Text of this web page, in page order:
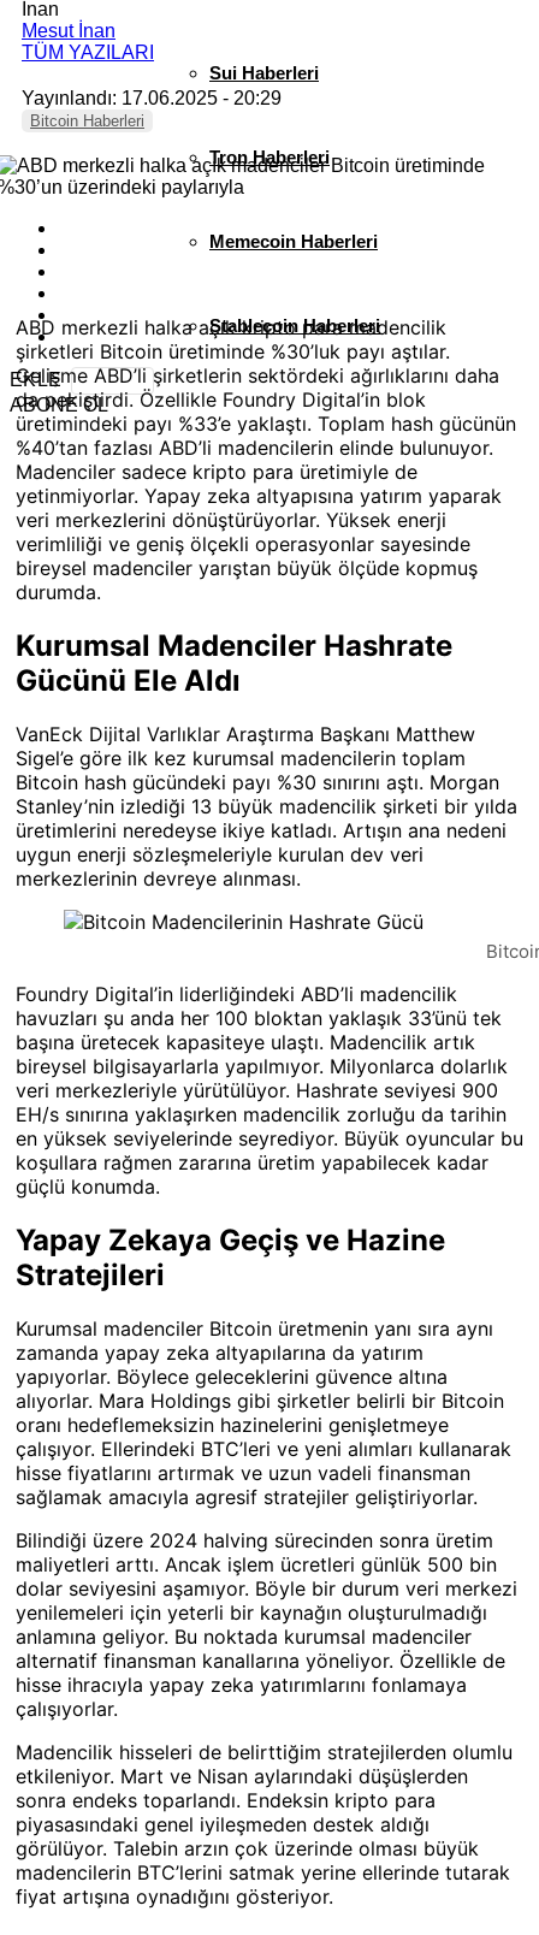
Sui Haberleri
Tron Haberleri
Memecoin Haberleri
Stablecoin Haberleri
Mesut İnan
TÜM YAZILARI
Yayınlandı: 17.06.2025 - 20:29
Bitcoin Haberleri
EKLE
ABONE OL
ABD merkezli halka açık kripto para madencilik
şirketleri Bitcoin üretiminde %30’luk payı aştılar.
Gelişme ABD’li şirketlerin sektördeki ağırlıklarını daha
da pekiştirdi. Özellikle Foundry Digital’in blok
üretimindeki payı %33’e yaklaştı. Toplam hash gücünün
%40’tan fazlası ABD’li madencilerin elinde bulunuyor.
Madenciler sadece kripto para üretimiyle de
yetinmiyorlar. Yapay zeka altyapısına yatırım yaparak
veri merkezlerini dönüştürüyorlar. Yüksek enerji
verimliliği ve geniş ölçekli operasyonlar sayesinde
bireysel madenciler yarıştan büyük ölçüde kopmuş
durumda.
Kurumsal Madenciler Hashrate
Gücünü Ele Aldı
VanEck Dijital Varlıklar Araştırma Başkanı Matthew
Sigel’e göre ilk kez kurumsal madencilerin toplam
Bitcoin hash gücündeki payı %30 sınırını aştı. Morgan
Stanley’nin izlediği 13 büyük madencilik şirketi bir yılda
üretimlerini neredeyse ikiye katladı. Artışın ana nedeni
uygun enerji sözleşmeleriyle kurulan dev veri
merkezlerinin devreye alınması.
Foundry Digital’in liderliğindeki ABD’li madencilik
havuzları şu anda her 100 bloktan yaklaşık 33’ünü tek
başına üretecek kapasiteye ulaştı. Madencilik artık
bireysel bilgisayarlarla yapılmıyor. Milyonlarca dolarlık
veri merkezleriyle yürütülüyor. Hashrate seviyesi 900
EH/s sınırına yaklaşırken madencilik zorluğu da tarihin
en yüksek seviyelerinde seyrediyor. Büyük oyuncular bu
koşullara rağmen zararına üretim yapabilecek kadar
güçlü konumda.
Yapay Zekaya Geçiş ve Hazine
Stratejileri
Kurumsal madenciler Bitcoin üretmenin yanı sıra aynı
zamanda yapay zeka altyapılarına da yatırım
yapıyorlar. Böylece geleceklerini güvence altına
alıyorlar. Mara Holdings gibi şirketler belirli bir Bitcoin
oranı hedeflemeksizin hazinelerini genişletmeye
çalışıyor. Ellerindeki BTC’leri ve yeni alımları kullanarak
hisse fiyatlarını artırmak ve uzun vadeli finansman
sağlamak amacıyla agresif stratejiler geliştiriyorlar.
Bilindiği üzere 2024 halving sürecinden sonra üretim
maliyetleri arttı. Ancak işlem ücretleri günlük 500 bin
dolar seviyesini aşamıyor. Böyle bir durum veri merkezi
yenilemeleri için yeterli bir kaynağın oluşturulmadığı
anlamına geliyor. Bu noktada kurumsal madenciler
alternatif finansman kanallarına yöneliyor. Özellikle de
hisse ihracıyla yapay zeka yatırımlarını fonlamaya
çalışıyorlar.
Madencilik hisseleri de belirttiğim stratejilerden olumlu
etkileniyor. Mart ve Nisan aylarındaki düşüşlerden
sonra endeks toparlandı. Endeksin kripto para
piyasasındaki genel iyileşmeden destek aldığı
görülüyor. Talebin arzın çok üzerinde olması büyük
madencilerin BTC’lerini satmak yerine ellerinde tutarak
fiyat artışına oynadığını gösteriyor.